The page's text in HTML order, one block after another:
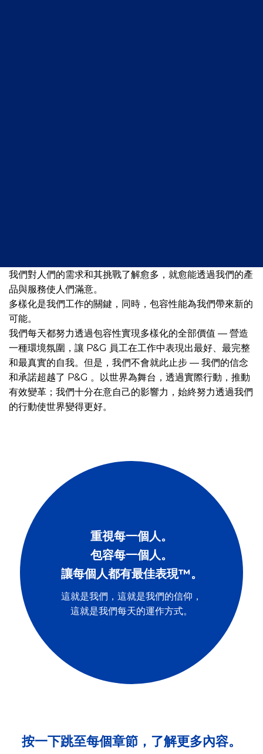
我們對人們的需求和其挑戰了解愈多，就愈能透過我們的產
品與服務使人們滿意。
多樣化是我們工作的關鍵，同時，包容性能為我們帶來新的
可能。
我們每天都努力透過包容性實現多樣化的全部價值 — 營造
一種環境氛圍，讓 P&G 員工在工作中表現出最好、最完整
和最真實的自我。但是，我們不會就此止步 — 我們的信念
和承諾超越了 P&G 。以世界為舞台，透過實際行動，推動
有效變革；我們十分在意自己的影響力，始終努力透過我們
的行動使世界變得更好。
重視每一個人。
包容每一個人。
讓每個人都有最佳表現™。
這就是我們，這就是我們的信仰，
這就是我們每天的運作方式。
按一下跳至每個章節，了解更多內容。